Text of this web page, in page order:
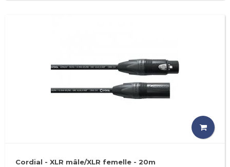
Cordial - XLR mâle/XLR femelle - 20m